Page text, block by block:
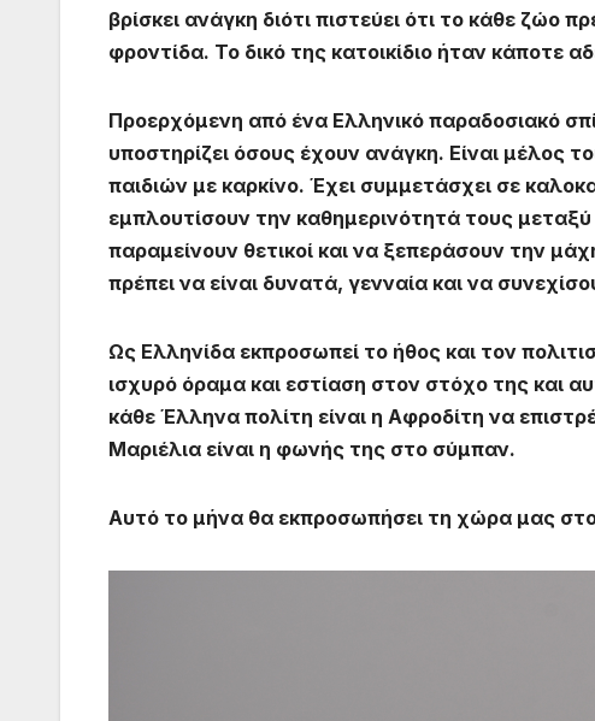
βρίσκει ανάγκη διότι πιστεύει ότι το κάθε ζώο
φροντίδα. Το δικό της κατοικίδιο ήταν κάποτε
Προερχόμενη από ένα Ελληνικό παραδοσιακό
υποστηρίζει όσους έχουν ανάγκη. Είναι μέλος
παιδιών με καρκίνο. Έχει συμμετάσχει σε
εμπλουτίσουν την καθημερινότητά τους
παραμείνουν θετικοί και να ξεπεράσουν την
πρέπει να είναι δυνατά, γενναία και να
Ως Ελληνίδα εκπροσωπεί το ήθος και τον
ισχυρό όραμα και εστίαση στον στόχο της και
κάθε Έλληνα πολίτη είναι η Αφροδίτη να
Μαριέλια είναι η φωνής της στο σύμπαν.
Αυτό το μήνα θα εκπροσωπήσει τη χώρα μας